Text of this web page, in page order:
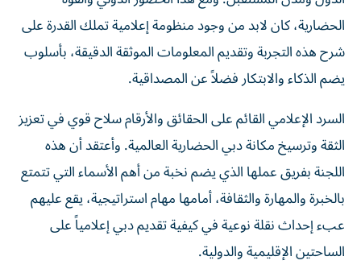
الحضارية، كان لابد من وجود منظومة إعلامية تملك القدرة على
شرح هذه التجربة وتقديم المعلومات الموثقة الدقيقة، بأسلوب
يضم الذكاء والابتكار فضلاً عن المصداقية.
السرد الإعلامي القائم على الحقائق والأرقام سلاح قوي في تعزيز
الثقة وترسيخ مكانة دبي الحضارية العالمية. وأعتقد أن هذه
اللجنة بفريق عملها الذي يضم نخبة من أهم الأسماء التي تتمتع
بالخبرة والمهارة والثقافة، أمامها مهام استراتيجية، يقع عليهم
عبء إحداث نقلة نوعية في كيفية تقديم دبي إعلامياً على
الساحتين الإقليمية والدولية.